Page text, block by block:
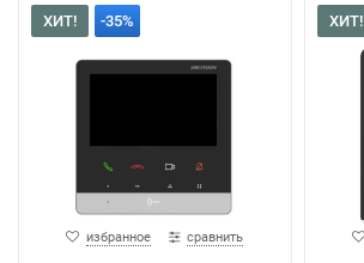
ХИТ! -35%
избранное сравнить
ХИТ!